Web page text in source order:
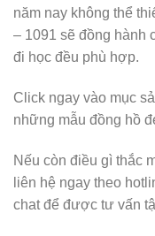
năm nay không thể
– 1091 sẽ đồng hành
đi học đều phù hợp.
Click ngay vào mục
những mẫu đồng hồ
Nếu còn điều gì thắc
liên hệ ngay theo
chat để được tư vấn